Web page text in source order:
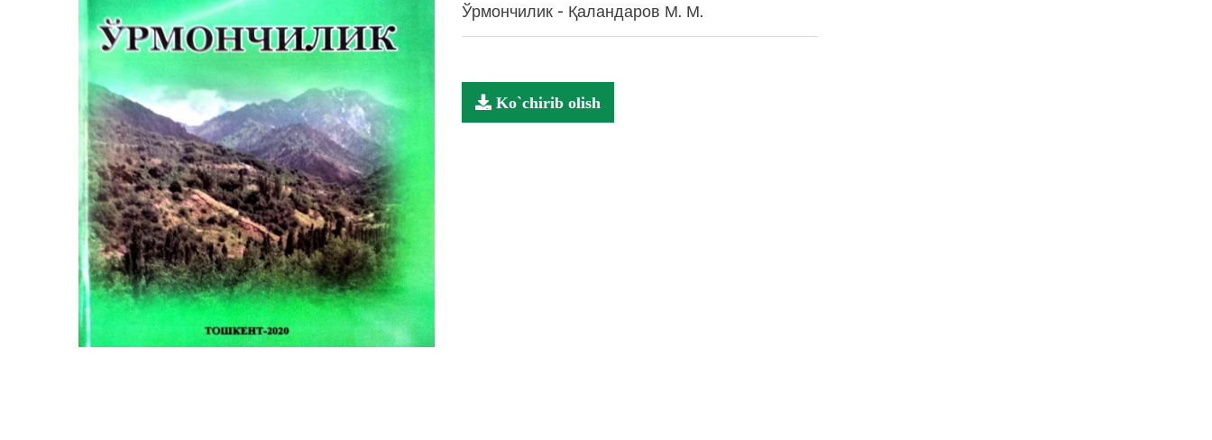
Ўрмончилик - Қаландаров М. М.
Ko`chirib olish